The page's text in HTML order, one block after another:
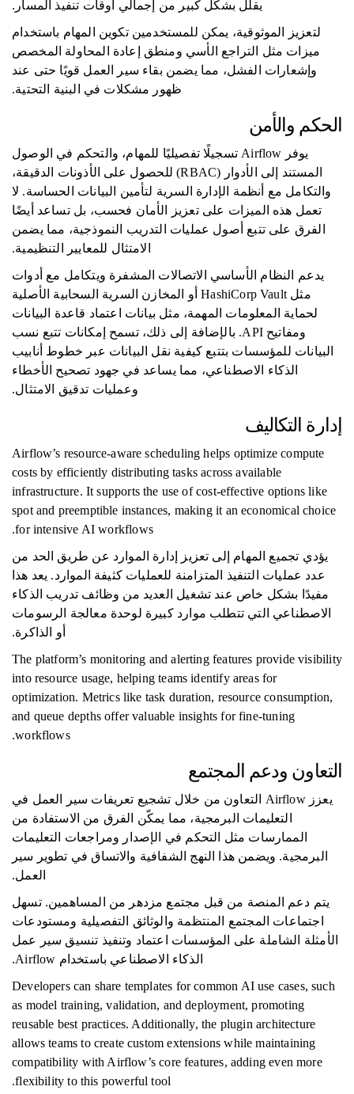
يقلل بشكل كبير من إجمالي أوقات تنفيذ المسار.
لتعزيز الموثوقية، يمكن للمستخدمين تكوين المهام باستخدام
ميزات مثل التراجع الأسي ومنطق إعادة المحاولة المخصص
وإشعارات الفشل، مما يضمن بقاء سير العمل قويًا حتى عند
ظهور مشكلات في البنية التحتية.
الحكم والأمن
يوفر Airflow تسجيلًا تفصيليًا للمهام، والتحكم في الوصول
المستند إلى الأدوار (RBAC) للحصول على الأذونات الدقيقة،
والتكامل مع أنظمة الإدارة السرية لتأمين البيانات الحساسة. لا
تعمل هذه الميزات على تعزيز الأمان فحسب، بل تساعد أيضًا
الفرق على تتبع أصول عمليات التدريب النموذجية، مما يضمن
الامتثال للمعايير التنظيمية.
يدعم النظام الأساسي الاتصالات المشفرة ويتكامل مع أدوات
مثل HashiCorp Vault أو المخازن السرية السحابية الأصلية
لحماية المعلومات المهمة، مثل بيانات اعتماد قاعدة البيانات
ومفاتيح API. بالإضافة إلى ذلك، تسمح إمكانات تتبع نسب
البيانات للمؤسسات بتتبع كيفية نقل البيانات عبر خطوط أنابيب
الذكاء الاصطناعي، مما يساعد في جهود تصحيح الأخطاء
وعمليات تدقيق الامتثال.
إدارة التكاليف
Airflow’s resource-aware scheduling helps optimize compute
costs by efficiently distributing tasks across available
infrastructure. It supports the use of cost-effective options like
spot and preemptible instances, making it an economical choice
for intensive AI workflows.
يؤدي تجميع المهام إلى تعزيز إدارة الموارد عن طريق الحد من
عدد عمليات التنفيذ المتزامنة للعمليات كثيفة الموارد. يعد هذا
مفيدًا بشكل خاص عند تشغيل العديد من وظائف تدريب الذكاء
الاصطناعي التي تتطلب موارد كبيرة لوحدة معالجة الرسومات
أو الذاكرة.
The platform’s monitoring and alerting features provide visibility
into resource usage, helping teams identify areas for
optimization. Metrics like task duration, resource consumption,
and queue depths offer valuable insights for fine-tuning
workflows.
التعاون ودعم المجتمع
يعزز Airflow التعاون من خلال تشجيع تعريفات سير العمل في
التعليمات البرمجية، مما يمكّن الفرق من الاستفادة من
الممارسات مثل التحكم في الإصدار ومراجعات التعليمات
البرمجية. ويضمن هذا النهج الشفافية والاتساق في تطوير سير
العمل.
يتم دعم المنصة من قبل مجتمع مزدهر من المساهمين. تسهل
اجتماعات المجتمع المنتظمة والوثائق التفصيلية ومستودعات
الأمثلة الشاملة على المؤسسات اعتماد وتنفيذ تنسيق سير عمل
الذكاء الاصطناعي باستخدام Airflow.
Developers can share templates for common AI use cases, such
as model training, validation, and deployment, promoting
reusable best practices. Additionally, the plugin architecture
allows teams to create custom extensions while maintaining
compatibility with Airflow’s core features, adding even more
flexibility to this powerful tool.